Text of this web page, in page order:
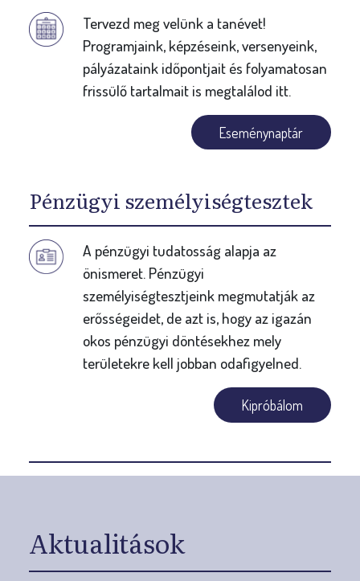
Tervezd meg velünk a tanévet!
Programjaink, képzéseink, versenyeink,
pályázataink időpontjait és folyamatosan
frissülő tartalmait is megtalálod itt.
Eseménynaptár
Pénzügyi személyiségtesztek
A pénzügyi tudatosság alapja az
önismeret. Pénzügyi
személyiségtesztjeink megmutatják az
erősségeidet, de azt is, hogy az igazán
okos pénzügyi döntésekhez mely
területekre kell jobban odafigyelned.
Kipróbálom
Aktualitások